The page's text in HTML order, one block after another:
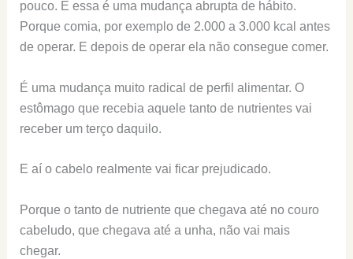
pouco. E essa é uma mudança abrupta de hábito.
Porque comia, por exemplo de 2.000 a 3.000 kcal antes
de operar. E depois de operar ela não consegue comer.
É uma mudança muito radical de perfil alimentar. O
estômago que recebia aquele tanto de nutrientes vai
receber um terço daquilo.
E aí o cabelo realmente vai ficar prejudicado.
Porque o tanto de nutriente que chegava até no couro
cabeludo, que chegava até a unha, não vai mais
chegar.